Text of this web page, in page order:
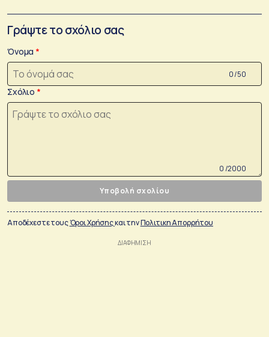
Γράψτε το σχόλιο σας
Όνομα
0 /50
Σχόλιο
0 /2000
Υποβολή σχολίου
Αποδέχεστε τουςΌροι Χρήσηςκαι τηνΠολιτικη Απορρήτου